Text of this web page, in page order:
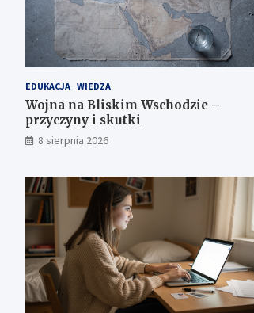
EDUKACJA WIEDZA
Wojna na Bliskim Wschodzie –
przyczyny i skutki
8 sierpnia 2026